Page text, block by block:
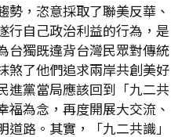
勢，恣意採取了聯美反華、
行自己政治利益的行為，是
台獨既違背台灣民眾對傳統
煞了他們追求兩岸共創美好
進黨當局應該回到「九二共
福為念，再度開展大交流、
路。其實，「九二共識」